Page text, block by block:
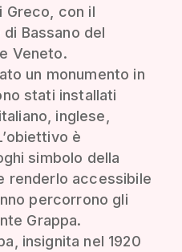
Greco, con il
Bassano del
Veneto.
un monumento in
stati installati
inglese,
è
simbolo della
renderlo accessibile
percorrono gli
Grappa.
insignita nel 1920